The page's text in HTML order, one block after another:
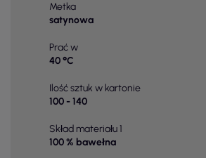
Metka
satynowa
Prać w
40 °C
Ilość sztuk w kartonie
100 - 140
Skład materiału 1
100 % bawełna